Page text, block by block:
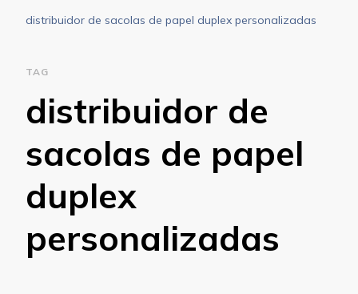
distribuidor de sacolas de papel duplex personalizadas
TAG
distribuidor de
sacolas de papel
duplex
personalizadas